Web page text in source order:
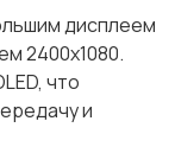
дисплеем
2400x1080.
что
и